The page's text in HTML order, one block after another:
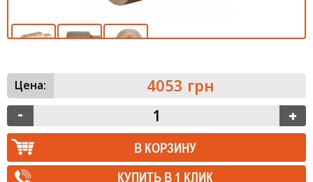
Цена: 4053 грн
КУПИТЬ В 1 КЛИК